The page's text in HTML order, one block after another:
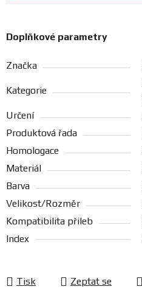
Doplňkové parametry
Značka
Kategorie
Určení
Produktová řada
Homologace
Materiál
Barva
Velikost/Rozměr
Kompatibilita přileb
Index
Tisk Zeptat se